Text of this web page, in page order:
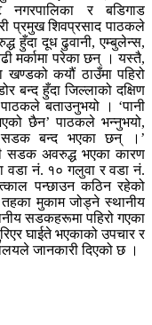
नगरपालिका र बडिगाड
प्रमुख शिवप्रसाद पाठकले
हुँदा दूध ढुवानी, एम्बुलेन्स,
मर्कामा परेका छन् । यस्तै,
खण्डको कयौं ठाउँमा पहिरो
बन्द हुँदा जिल्लाको दक्षिण
बताउनुभयो । ‘पानी
छैन’ पाठकले भन्नुभयो,
सडक बन्द भएका छन् ।’
सडक अवरुद्ध भएका कारण
वडा नं. १० गलुवा र वडा नं.
पन्छाउन कठिन रहेको
मुकाम जोड्ने स्थानीय
सडकहरूमा पहिरो गएका
घाईते भएकाको उपचार र
जानकारी दिएको छ ।